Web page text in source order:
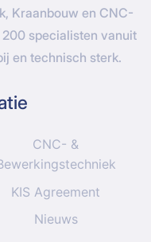
Kraanbouw en CNC-
specialisten vanuit
en technisch sterk.
CNC- &
KIS Agreement
Nieuws